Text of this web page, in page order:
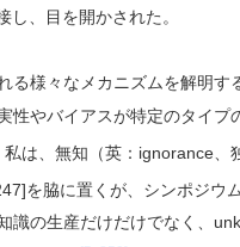
し、目を開かされた。
る様々なメカニズムを解明
性やバイアスが特定のタイ
私は、無知（英：ignorance、
を脇に置くが、シンポジウ
の生産だけだけでなく、